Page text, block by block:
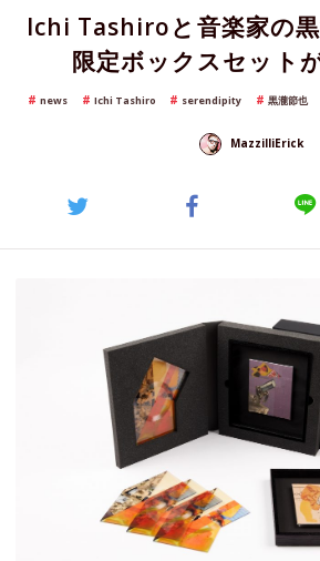
Ichi Tashiroと音楽家の
限定ボックスセット
news Ichi Tashiro serendipity 黒瀧節也
MazzilliErick